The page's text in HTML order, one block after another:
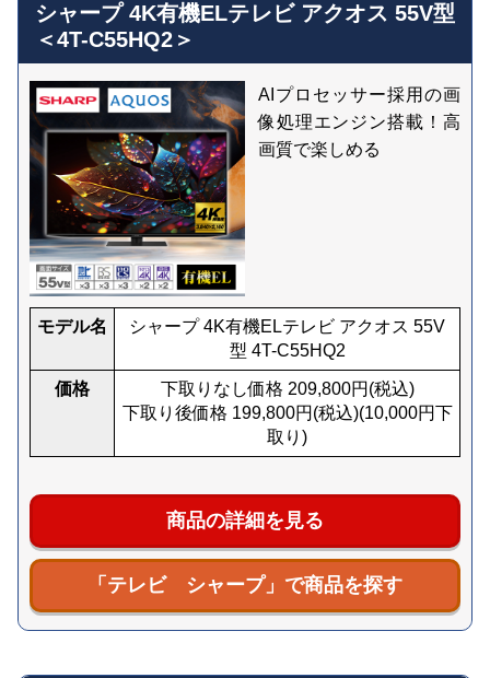
シャープ 4K有機ELテレビ アクオス 55V型
＜4T-C55HQ2＞
AIプロセッサー採用の画
像処理エンジン搭載！高
画質で楽しめる
モデル名
シャープ 4K有機ELテレビ アクオス 55V
型 4T-C55HQ2
価格 下取りなし価格 209,800円(税込)
下取り後価格 199,800円(税込)(10,000円下
取り)
商品の詳細を見る
「テレビ シャープ」で商品を探す